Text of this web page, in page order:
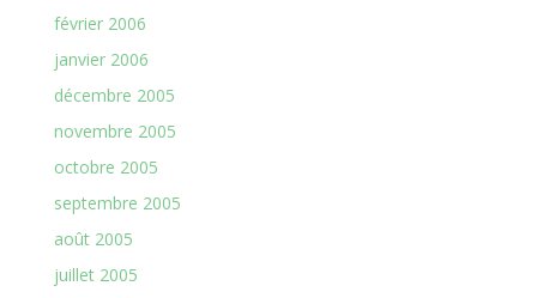
février 2006
janvier 2006
décembre 2005
novembre 2005
octobre 2005
septembre 2005
août 2005
juillet 2005